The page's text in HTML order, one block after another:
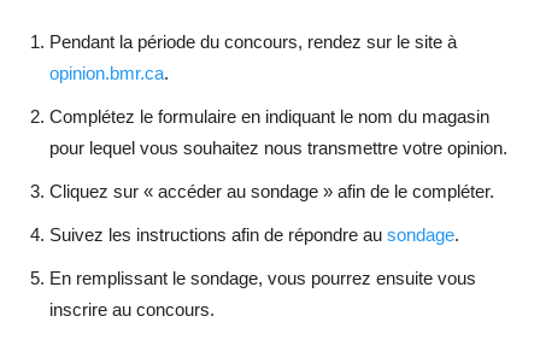
Pendant la période du concours, rendez sur le site à
opinion.bmr.ca.
Complétez le formulaire en indiquant le nom du magasin
pour lequel vous souhaitez nous transmettre votre opinion.
Cliquez sur « accéder au sondage » afin de le compléter.
Suivez les instructions afin de répondre au sondage.
En remplissant le sondage, vous pourrez ensuite vous
inscrire au concours.